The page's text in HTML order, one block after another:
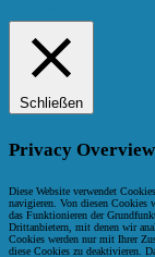
Schließen
Privacy Overview
Diese Website verwendet
navigieren. Von diesen Cookies
das Funktionieren der
Drittanbietern, mit denen wir
Cookies werden nur mit Ihrer
diese Cookies zu deaktivieren.